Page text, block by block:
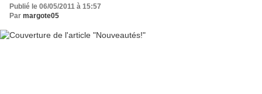
Publié le 06/05/2011 à 15:57
Par margote05